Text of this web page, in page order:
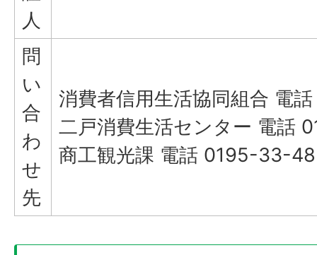
人
問
い
合
わ
せ
先
消費者信用生活協同組合 電
二戸消費生活センター 電話
商工観光課 電話 0195-33-